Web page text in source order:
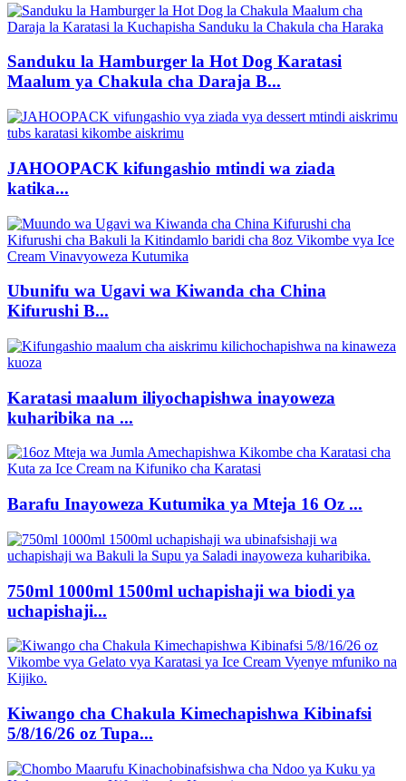
Sanduku la Hamburger la Hot Dog Karatasi
Maalum ya Chakula cha Daraja B...
JAHOOPACK kifungashio mtindi wa ziada
katika...
Ubunifu wa Ugavi wa Kiwanda cha China
Kifurushi B...
Karatasi maalum iliyochapishwa inayoweza
kuharibika na ...
Barafu Inayoweza Kutumika ya Mteja 16 Oz ...
750ml 1000ml 1500ml uchapishaji wa biodi ya
uchapishaji...
Kiwango cha Chakula Kimechapishwa Kibinafsi
5/8/16/26 oz Tupa...